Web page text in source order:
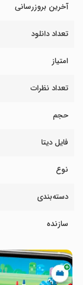
آخرین بروزرسانی
تعداد دانلود
امتیاز
تعداد نظرات
حجم
فایل دیتا
نوع
دسته‌بندی
سازنده